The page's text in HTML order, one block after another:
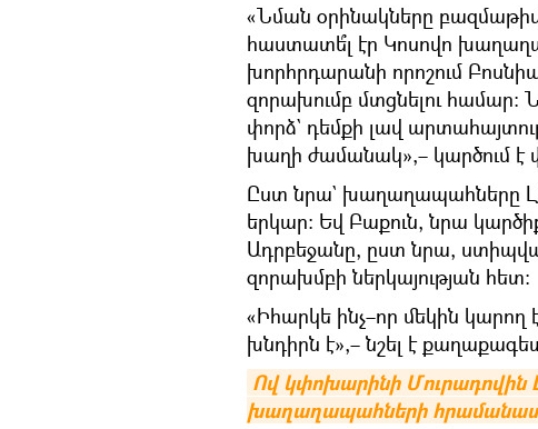
«Նման օրինակները
հաստատե՞լ էր Կոսովո
խորհրդարանի որոշում
զորախումբ մտցնելու համար։
փորձ` դեմքի լավ
խաղի ժամանակ»,– կարծում է
Ըստ նրա` խաղաղապահները
երկար։ Եվ Բաքուն, նրա
Ադրբեջանը, ըստ նրա,
զորախմբի ներկայության հետ։
«Իհարկե ինչ–որ մեկին
խնդիրն է»,– նշել է
Ով կփոխարինի Մուրադովին
խաղաղապահների